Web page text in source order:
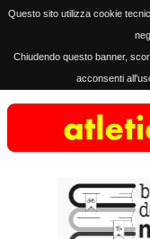
Questo sito utilizza cookie
Chiudendo questo banner,
acconsenti